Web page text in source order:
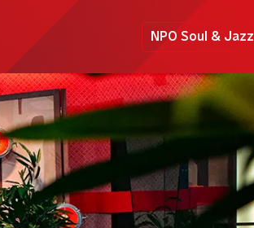
NPO Soul & Jazz